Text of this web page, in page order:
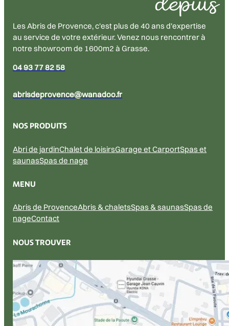
Les Abris de Provence, c'est plus de 40 ans d'expertise
au service de votre extérieur. Venez nous rencontrer à
notre showroom de 1600m2 à Grasse.
04 93 77 82 58
abrisdeprovence@wanadoo.fr
NOS PRODUITS
Abri de jardinChalet de loisirsGarage et CarportSpas et
saunasSpas de nage
MENU
Abris de ProvenceAbris & chaletsSpas & saunasSpas de
nageContact
NOUS TROUVER